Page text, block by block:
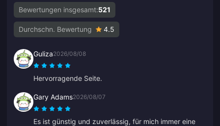
Bewertungen insgesamt:521
Durchschn. Bewertung 4.5
Guliza2026/08/08
Hervorragende Seite.
Gary Adams2026/08/07
Es ist günstig und zuverlässig, für mich immer eine